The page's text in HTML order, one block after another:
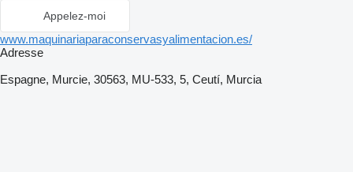
Appelez-moi
www.maquinariaparaconservasyalimentacion.es/
Adresse
Espagne, Murcie, 30563, MU-533, 5, Ceutí, Murcia